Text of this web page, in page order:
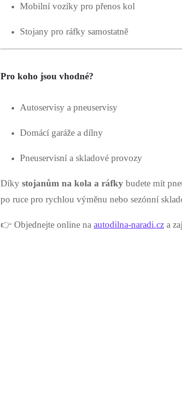
Mobilní vozíky pro přenos kol
Stojany pro ráfky samostatně
Pro koho jsou vhodné?
Autoservisy a pneuservisy
Domácí garáže a dílny
Pneuservisní a skladové provozy
Díky stojanům na kola a ráfky budete mít
po ruce pro rychlou výměnu nebo sezónní
👉 Objednejte online na autodilna-naradi.cz a